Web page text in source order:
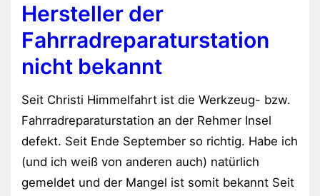
Hersteller der
Fahrradreparaturstation
nicht bekannt
Seit Christi Himmelfahrt ist die Werkzeug- bzw.
Fahrradreparaturstation an der Rehmer Insel
defekt. Seit Ende September so richtig. Habe ich
(und ich weiß von anderen auch) natürlich
gemeldet und der Mangel ist somit bekannt Seit